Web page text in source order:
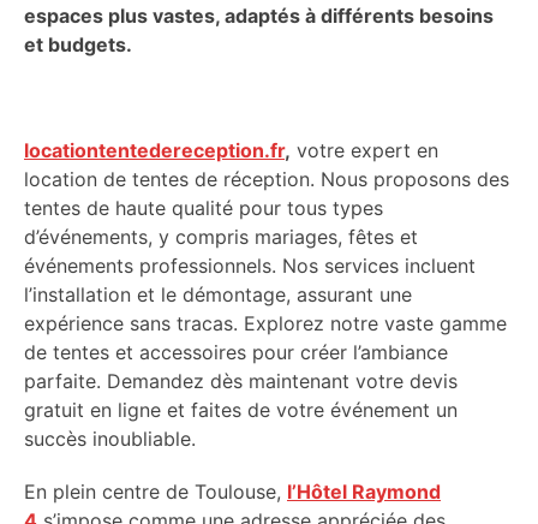
espaces plus vastes, adaptés à différents besoins
et budgets.
locationtentedereception.fr, votre expert en
location de tentes de réception. Nous proposons des
tentes de haute qualité pour tous types
d’événements, y compris mariages, fêtes et
événements professionnels. Nos services incluent
l’installation et le démontage, assurant une
expérience sans tracas. Explorez notre vaste gamme
de tentes et accessoires pour créer l’ambiance
parfaite. Demandez dès maintenant votre devis
gratuit en ligne et faites de votre événement un
succès inoubliable.
En plein centre de Toulouse, l’Hôtel Raymond